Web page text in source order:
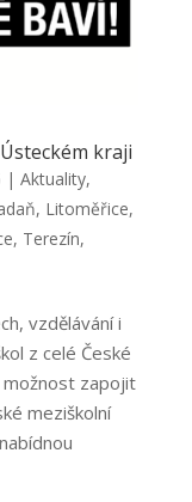
kraji
| Aktuality,
, Litoměřice,
, Terezín,
vzdělávání i
z celé České
zapojit
meziškolní